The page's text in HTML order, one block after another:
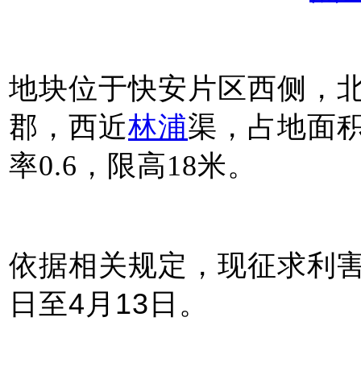
地块位于快安片区西侧，
郡，西近林浦渠，占地面
率0.6，限高18米。
依据相关规定，现征求利
日至4月13日。